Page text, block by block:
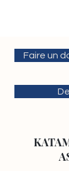
Faire un